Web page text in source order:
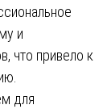
и
что привело к
для